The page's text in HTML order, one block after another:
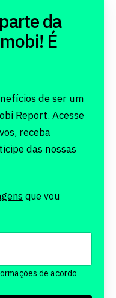
da
É
de ser um
Report. Acesse
receba
das nossas
que vou
de acordo